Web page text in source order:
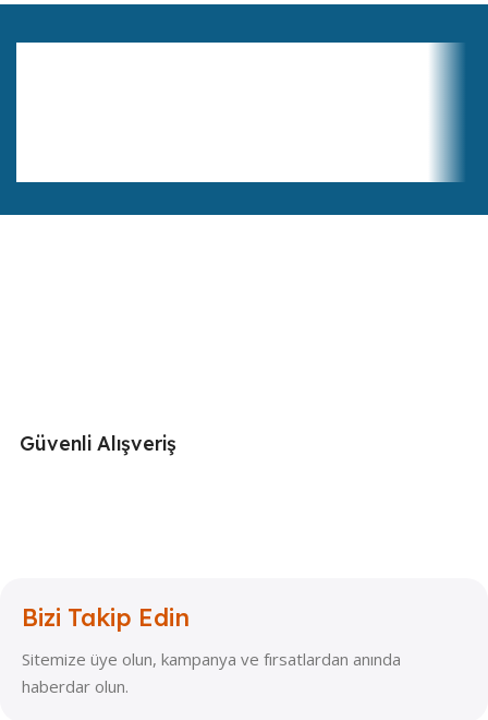
Güvenli Alışveriş
Bizi Takip Edin
Sitemize üye olun, kampanya ve fırsatlardan anında
haberdar olun.